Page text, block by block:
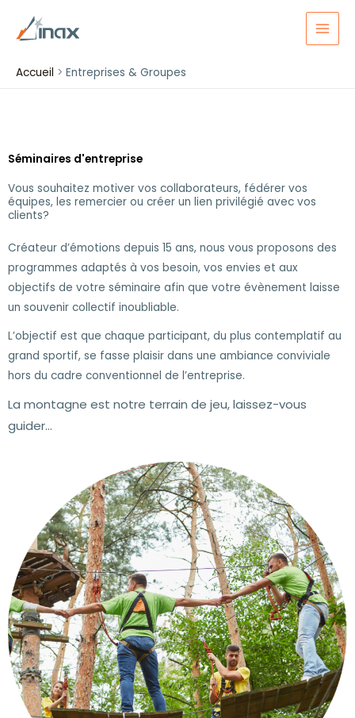
Accueil
Entreprises & Groupes
Séminaires d'entreprise
Vous souhaitez motiver vos collaborateurs, fédérer vos
équipes, les remercier ou créer un lien privilégié avec vos
clients?
Créateur d’émotions depuis 15 ans, nous vous proposons des
programmes adaptés à vos besoin, vos envies et aux
objectifs de votre séminaire afin que votre évènement laisse
un souvenir collectif inoubliable.
L’objectif est que chaque participant, du plus contemplatif au
grand sportif, se fasse plaisir dans une ambiance conviviale
hors du cadre conventionnel de l’entreprise.
La montagne est notre terrain de jeu, laissez-vous
guider…